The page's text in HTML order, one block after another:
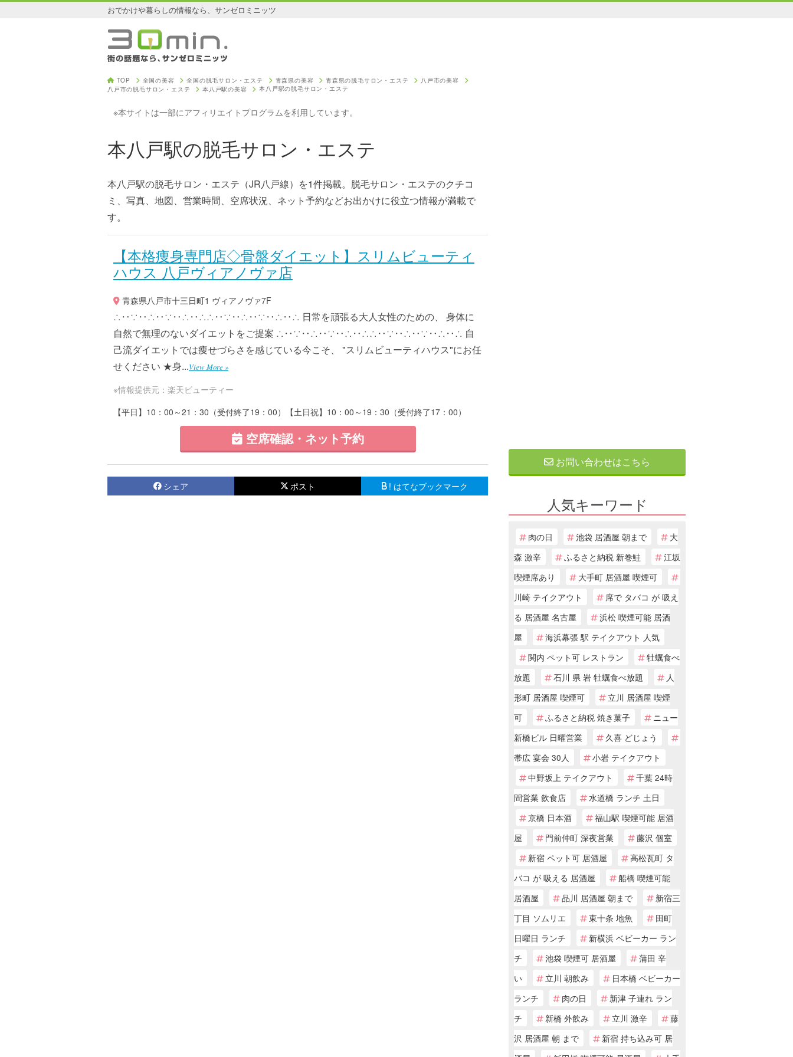
おでかけや暮らしの情報なら、サンゼロミニッツ
TOP 全国の美容 全国の脱毛サロン・エステ 青森県の美容 青森県の脱毛サロン・エステ
八戸市の美容
八戸市の脱毛サロン・エステ
本八戸駅の美容 本八戸駅の脱毛サロン・エステ
※本サイトは一部にアフィリエイトプログラムを利用しています。
本八戸駅の脱毛サロン・エステ
本八戸駅の脱毛サロン・エステ（JR八戸線）を1件掲載。脱毛サロン・エステのクチコ
ミ、写真、地図、営業時間、空席状況、ネット予約などお出かけに役立つ情報が満載で
す。
【本格痩身専門店◇骨盤ダイエット】スリムビューティ
ハウス 八戸ヴィアノヴァ店
青森県八戸市十三日町1 ヴィアノヴァ7F
∴‥∵‥∴‥∵‥∴‥∴∴‥∵‥∴‥∵‥∴‥∴ 日常を頑張る大人女性のための、 身体に
自然で無理のないダイエットをご提案 ∴‥∵‥∴‥∵‥∴‥∴∴‥∵‥∴‥∵‥∴‥∴ 自
己流ダイエットでは痩せづらさを感じている今こそ、 "スリムビューティハウス"にお任
せください ★身...View More »
※情報提供元：楽天ビューティー
【平日】10：00～21：30（受付終了19：00）【土日祝】10：00～19：30（受付終了17：00）
空席確認・ネット予約
シェア ポスト ! はてなブックマーク
お問い合わせはこちら
人気キーワード
肉の日 池袋 居酒屋 朝まで
大
森 激辛
ふるさと納税 新巻鮭
江坂
喫煙席あり
大手町 居酒屋 喫煙可
川崎 テイクアウト
席で タバコ が 吸え
る 居酒屋 名古屋
浜松 喫煙可能 居酒
屋
海浜幕張 駅 テイクアウト 人気
関内 ペット可 レストラン
牡蠣食べ
放題
石川 県 岩 牡蠣食べ放題
人
形町 居酒屋 喫煙可
立川 居酒屋 喫煙
可
ふるさと納税 焼き菓子
ニュー
新橋ビル 日曜営業
久喜 どじょう
帯広 宴会 30人
小岩 テイクアウト
中野坂上 テイクアウト
千葉 24時
間営業 飲食店
水道橋 ランチ 土日
京橋 日本酒
福山駅 喫煙可能 居酒
屋
門前仲町 深夜営業
藤沢 個室
新宿 ペット可 居酒屋
高松瓦町 タ
バコ が 吸える 居酒屋
船橋 喫煙可能
居酒屋
品川 居酒屋 朝まで
新宿三
丁目 ソムリエ
東十条 地魚
田町
日曜日 ランチ
新横浜 ベビーカー ラン
チ
池袋 喫煙可 居酒屋
蒲田 辛
い
立川 朝飲み
日本橋 ベビーカー
ランチ
肉の日
新津 子連れ ラン
チ
新橋 外飲み 立川 激辛
藤
沢 居酒屋 朝 まで
新宿 持ち込み可 居